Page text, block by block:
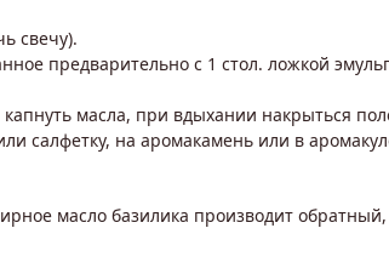
свечу).
предварительно с 1 стол. ложкой
масла, при вдыхании накрыться
салфетку, на аромакамень или в
масло базилика производит